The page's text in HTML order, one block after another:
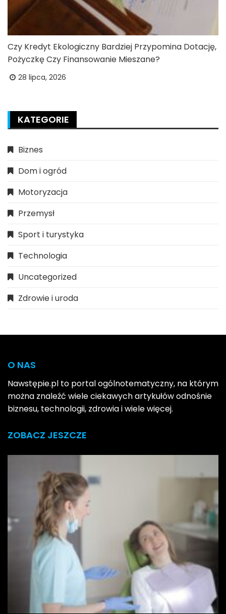
Czy Kredyt Ekologiczny Bardziej Przypomina Dotację,
Pożyczkę Czy Finansowanie Mieszane?
28 lipca, 2026
KATEGORIE
Biznes
Dom i ogród
Motoryzacja
Przemysł
Sport i turystyka
Technologia
Uncategorized
Zdrowie i uroda
O NAS
Nawstępie.pl to portal ogólnotematyczny, na którym
można znaleźć wiele ciekawych artykułów odnośnie
biznesu, technologii, zdrowia i wiele więcej.
ZOBACZ JESZCZE